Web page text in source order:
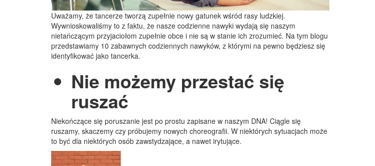
Uważamy, że tancerze tworzą zupełnie nowy gatunek wśród rasy ludzkiej.
Wywnioskowaliśmy to z faktu, że nasze codzienne nawyki wydają się naszym
nietańczącym przyjaciołom zupełnie obce i nie są w stanie ich zrozumieć. Na tym blogu
przedstawiamy 10 zabawnych codziennych nawyków, z którymi na pewno będziesz się
identyfikować jako tancerka.
Nie możemy przestać się
ruszać
Niekończące się poruszanie jest po prostu zapisane w naszym DNA! Ciągle się
ruszamy, skaczemy czy próbujemy nowych choreografii. W niektórych sytuacjach może
to być dla niektórych osób zawstydzające, a nawet irytujące.